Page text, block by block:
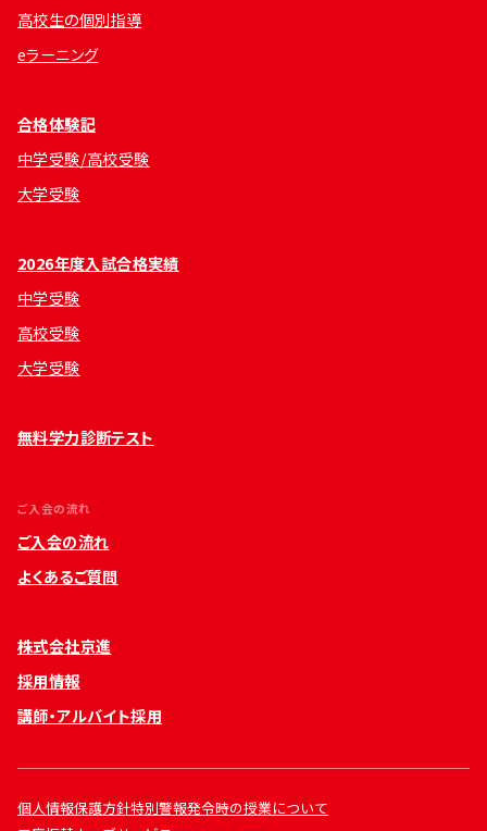
高校生の個別指導
eラーニング
合格体験記
中学受験/高校受験
大学受験
2026年度入試合格実績
中学受験
高校受験
大学受験
無料学力診断テスト
ご入会の流れ
ご入会の流れ
よくあるご質問
株式会社京進
採用情報
講師・アルバイト採用
個人情報保護方針特別警報発令時の授業について